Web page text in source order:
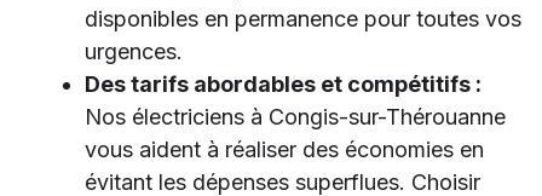
disponibles en permanence pour toutes vos
urgences.
Des tarifs abordables et compétitifs :
Nos électriciens à Congis-sur-Thérouanne
vous aident à réaliser des économies en
évitant les dépenses superflues. Choisir